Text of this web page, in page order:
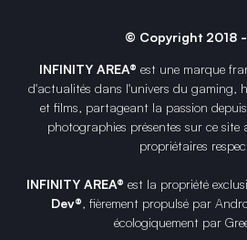
© Copyright 2018
INFINITY AREA® est une marque
d'actualités dans l'univers du gaming,
et films, partageant la passion
photographies présentes sur ce
propriétaires
INFINITY AREA® est la propriété
Dev®, fièrement propulsé par
écologiquement par